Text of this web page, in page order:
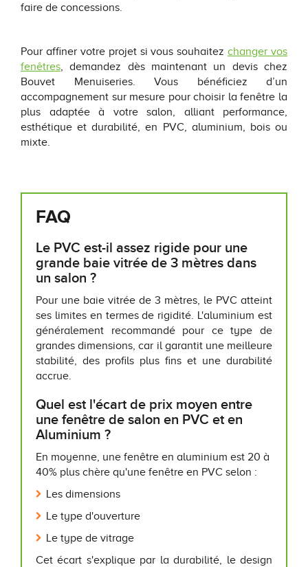
faire de concessions.
Pour affiner votre projet si vous souhaitezchanger vos
fenêtres, demandez dès maintenant un devis chez
Bouvet Menuiseries. Vous bénéficiez d’un
accompagnement sur mesure pour choisir la fenêtre la
plus adaptée à votre salon, alliant performance,
esthétique et durabilité, en PVC, aluminium, bois ou
mixte.
FAQ
Le PVC est-il assez rigide pour une
grande baie vitrée de 3 mètres dans
un salon ?
Pour une baie vitrée de 3 mètres, le PVC atteint
ses limites en termes de rigidité. L'aluminium est
généralement recommandé pour ce type de
grandes dimensions, car il garantit une meilleure
stabilité, des profils plus fins et une durabilité
accrue.
Quel est l'écart de prix moyen entre
une fenêtre de salon en PVC et en
Aluminium ?
En moyenne, une fenêtre en aluminium est 20 à
40% plus chère qu'une fenêtre en PVC selon :
Les dimensions
Le type d'ouverture
Le type de vitrage
Cet écart s'explique par la durabilité, le design